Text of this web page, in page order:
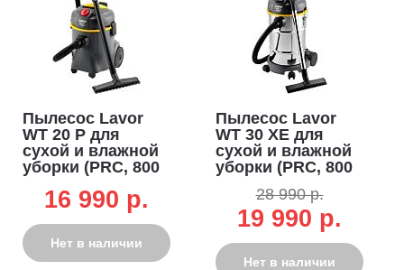
Пылесос Lavor
WT 20 P для
сухой и влажной
уборки (PRC, 800
220 мбар,
контейнер 20 л. из
пластика, шланг 2
м., 6.5 кг.)
16 990 p.
Нет в наличии
Пылесос Lavor
WT 30 XE для
сухой и влажной
уборки (PRC, 800
220 мбар,
контейнер 20 л.,
шланг 2 м.,
розетка, 7.2 кг.)
28 990 р.
19 990 р.
Нет в наличии